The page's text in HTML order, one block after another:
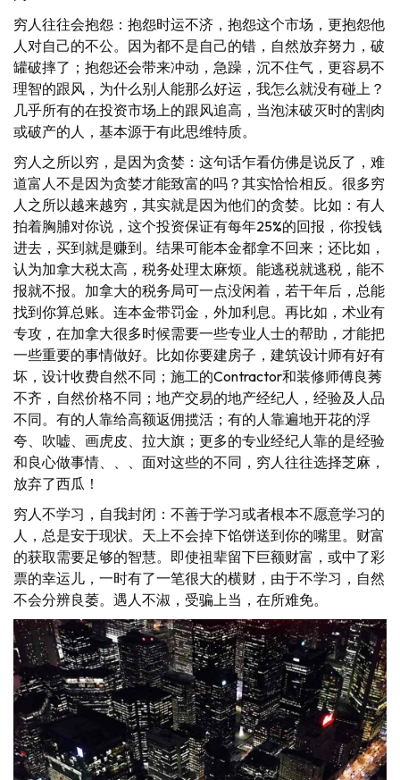
穷人往往会抱怨：抱怨时运不济，抱怨这个市场，更抱怨他
人对自己的不公。因为都不是自己的错，自然放弃努力，破
罐破摔了；抱怨还会带来冲动，急躁，沉不住气，更容易不
理智的跟风，为什么别人能那么好运，我怎么就没有碰上？
几乎所有的在投资市场上的跟风追高，当泡沫破灭时的割肉
或破产的人，基本源于有此思维特质。
穷人之所以穷，是因为贪婪：这句话乍看仿佛是说反了，难
道富人不是因为贪婪才能致富的吗？其实恰恰相反。很多穷
人之所以越来越穷，其实就是因为他们的贪婪。比如：有人
拍着胸脯对你说，这个投资保证有每年25%的回报，你投钱
进去，买到就是赚到。结果可能本金都拿不回来；还比如，
认为加拿大税太高，税务处理太麻烦。能逃税就逃税，能不
报就不报。加拿大的税务局可一点没闲着，若干年后，总能
找到你算总账。连本金带罚金，外加利息。再比如，术业有
专攻，在加拿大很多时候需要一些专业人士的帮助，才能把
一些重要的事情做好。比如你要建房子，建筑设计师有好有
坏，设计收费自然不同；施工的Contractor和装修师傅良莠
不齐，自然价格不同；地产交易的地产经纪人，经验及人品
不同。有的人靠给高额返佣揽活；有的人靠遍地开花的浮
夸、吹嘘、画虎皮、拉大旗；更多的专业经纪人靠的是经验
和良心做事情、、、面对这些的不同，穷人往往选择芝麻，
放弃了西瓜！
穷人不学习，自我封闭：不善于学习或者根本不愿意学习的
人，总是安于现状。天上不会掉下馅饼送到你的嘴里。财富
的获取需要足够的智慧。即使祖辈留下巨额财富，或中了彩
票的幸运儿，一时有了一笔很大的横财，由于不学习，自然
不会分辨良萎。遇人不淑，受骗上当，在所难免。